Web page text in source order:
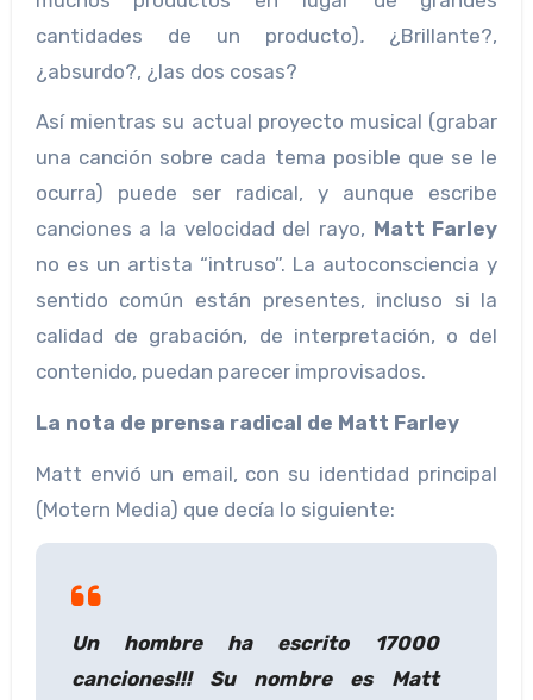
cantidades de un producto). ¿Brillante?,
¿absurdo?, ¿las dos cosas?
Así mientras su actual proyecto musical (grabar
una canción sobre cada tema posible que se le
ocurra) puede ser radical, y aunque escribe
canciones a la velocidad del rayo, Matt Farley
no es un artista “intruso”. La autoconsciencia y
sentido común están presentes, incluso si la
calidad de grabación, de interpretación, o del
contenido, puedan parecer improvisados.
La nota de prensa radical de Matt Farley
Matt envió un email, con su identidad principal
(Motern Media) que decía lo siguiente:
Un hombre ha escrito 17000
canciones!!! Su nombre es Matt